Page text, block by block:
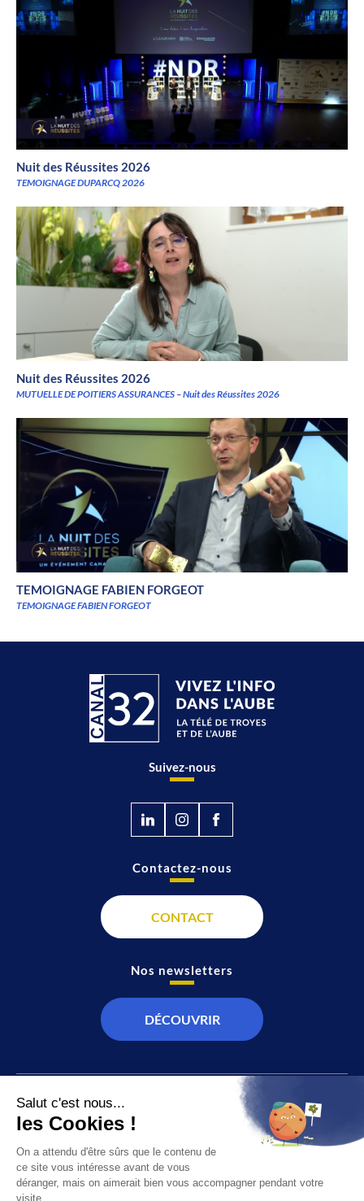
Nuit des Réussites 2026
TEMOIGNAGE DUPARCQ 2026
Nuit des Réussites 2026
MUTUELLE DE POITIERS ASSURANCES – Nuit des Réussites 2026
TEMOIGNAGE FABIEN FORGEOT
TEMOIGNAGE FABIEN FORGEOT
Suivez-nous
JT
ÉCONOMIE
À propos de nous
Recevoir la chaîne
Contactez-nous
CONTACT
Nos newsletters
DÉCOUVRIR